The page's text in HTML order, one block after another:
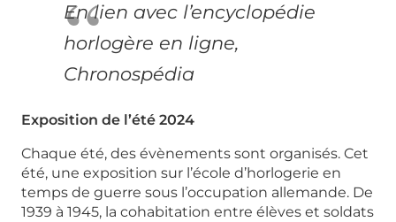
En lien avec l’encyclopédie
horlogère en ligne,
Chronospédia
Exposition de l’été 2024
Chaque été, des évènements sont organisés. Cet
été, une exposition sur l’école d’horlogerie en
temps de guerre sous l’occupation allemande. De
1939 à 1945, la cohabitation entre élèves et soldats